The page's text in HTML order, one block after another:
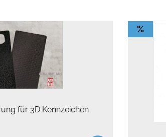
für 3D Kennzeichen
%